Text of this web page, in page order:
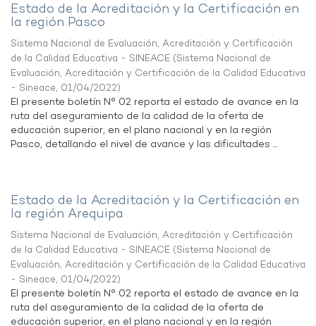
Estado de la Acreditación y la Certificación en
la región Pasco
Sistema Nacional de Evaluación, Acreditación y Certificación
de la Calidad Educativa - SINEACE (Sistema Nacional de
Evaluación, Acreditación y Certificación de la Calidad Educativa
- Sineace, 01/04/2022)
El presente boletín N° 02 reporta el estado de avance en la
ruta del aseguramiento de la calidad de la oferta de
educación superior, en el plano nacional y en la región
Pasco, detallando el nivel de avance y las dificultades ...
Estado de la Acreditación y la Certificación en
la región Arequipa
Sistema Nacional de Evaluación, Acreditación y Certificación
de la Calidad Educativa - SINEACE (Sistema Nacional de
Evaluación, Acreditación y Certificación de la Calidad Educativa
- Sineace, 01/04/2022)
El presente boletín N° 02 reporta el estado de avance en la
ruta del aseguramiento de la calidad de la oferta de
educación superior, en el plano nacional y en la región